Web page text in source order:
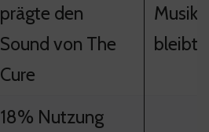
prägte den
Sound von The
Cure
bleibt
18% Nutzung